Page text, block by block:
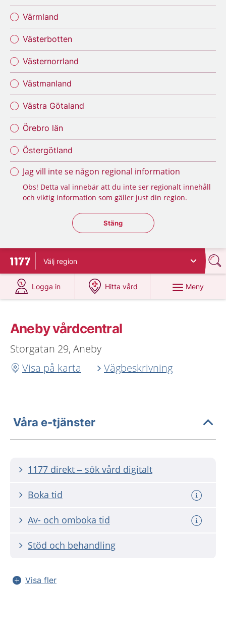
Värmland
Västerbotten
Västernorrland
Västmanland
Västra Götaland
Örebro län
Östergötland
Jag vill inte se någon regional information
Obs! Detta val innebär att du inte ser regionalt innehåll
och viktig information som gäller just din region.
Stäng regionsväljaren
Stäng
Till startsidan för 1177
Välj region
Logga in
på 1177.se
Hitta vård
på 1177.se
Meny
Aneby vårdcentral
Storgatan 29, Aneby
Visa på karta
Vägbeskrivning
Våra e-tjänster
1177 direkt – sök vård digitalt
Boka tid
Av- och omboka tid
Stöd och behandling
Visa fler